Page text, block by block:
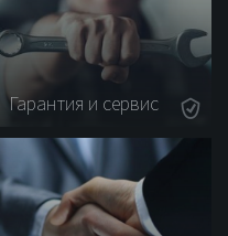
Гарантия и сервис